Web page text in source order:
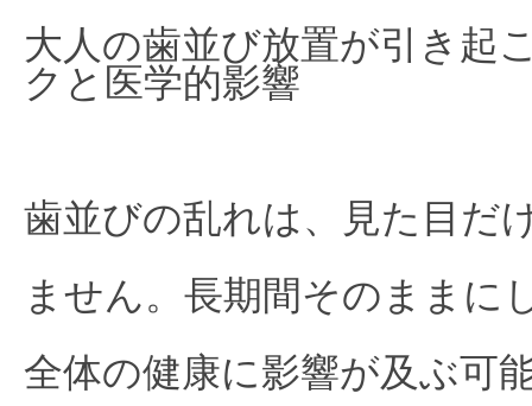
大人の歯並び放置が引き起
クと医学的影響
歯並びの乱れは、見た目だ
ません。長期間そのままに
全体の健康に影響が及ぶ可